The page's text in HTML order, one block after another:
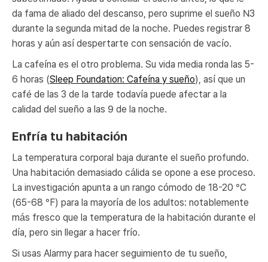
da fama de aliado del descanso, pero suprime el sueño N3
durante la segunda mitad de la noche. Puedes registrar 8
horas y aún así despertarte con sensación de vacío.
La cafeína es el otro problema. Su vida media ronda las 5-
6 horas (Sleep Foundation: Cafeína y sueño), así que un
café de las 3 de la tarde todavía puede afectar a la
calidad del sueño a las 9 de la noche.
Enfría tu habitación
La temperatura corporal baja durante el sueño profundo.
Una habitación demasiado cálida se opone a ese proceso.
La investigación apunta a un rango cómodo de 18-20 °C
(65-68 °F) para la mayoría de los adultos: notablemente
más fresco que la temperatura de la habitación durante el
día, pero sin llegar a hacer frío.
Si usas Alarmy para hacer seguimiento de tu sueño,